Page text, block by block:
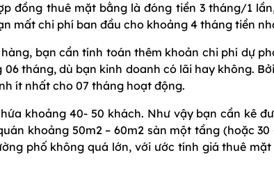
đồng thuê mặt bằng là đóng tiền 3 tháng/1
mất chi phí ban đầu cho khoảng 4 tháng tiền
bạn cần tính toán thêm khoản chi phí dự
tháng, dù bạn kinh doanh có lãi hay không.
ít nhất cho 07 tháng hoạt động.
khoảng 40- 50 khách. Như vậy bạn cần kê
khoảng 50m2 – 60m2 sàn một tầng (hoặc 30
phố không quá lớn, với ước tính giá thuê